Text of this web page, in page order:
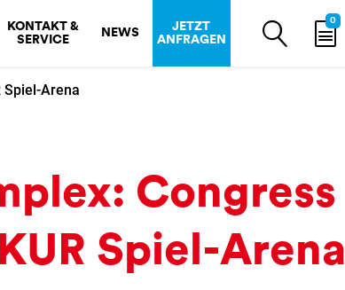
KONTAKT &
SERVICE
NEWS
JETZT
ANFRAGEN
0
Spiel-Arena
Congress
Spiel-Arena